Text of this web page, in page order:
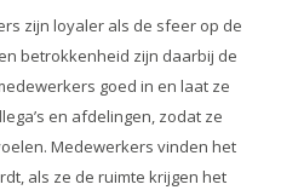
zijn loyaler als de sfeer op de
betrokkenheid zijn daarbij de
goed in en laat ze
en afdelingen, zodat ze
Medewerkers vinden het
als ze de ruimte krijgen het